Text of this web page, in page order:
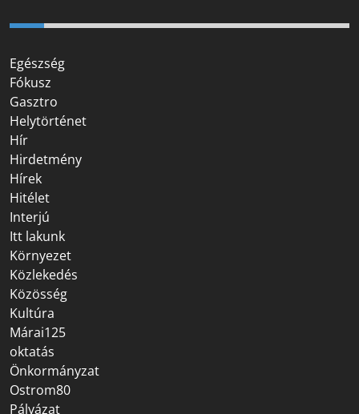
Egészség
Fókusz
Gasztro
Helytörténet
Hír
Hirdetmény
Hírek
Hitélet
Interjú
Itt lakunk
Környezet
Közlekedés
Közösség
Kultúra
Márai125
oktatás
Önkormányzat
Ostrom80
Pályázat